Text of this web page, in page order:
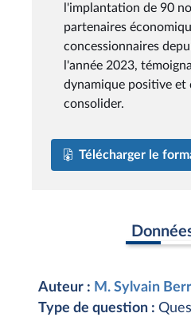
l'implantation de 90
partenaires
concessionnaires
l'année 2023,
dynamique positive et
consolider.
Télécharger le
Auteur : M. Sylvain
Type de question :